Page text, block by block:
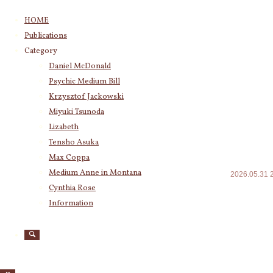
HOME
Publications
Category
Daniel McDonald
Psychic Medium Bill
Krzysztof Jackowski
Miyuki Tsunoda
Lizabeth
Tensho Asuka
Max Coppa
Medium Anne in Montana
Cynthia Rose
Information
2026.05.31
Category
Krzysztof Jackowski
Daniel McDonald(243)
Psychic Medium Bill(11)
Katherine(23)
Miyuki Tsunoda
Lizabeth (255)
Tensho Asuka
Amanda Coppa (210)
Max Coppa
Medium Anne in Montana